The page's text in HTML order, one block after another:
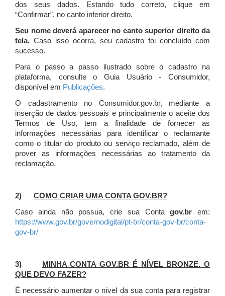
dos seus dados. Estando tudo correto, clique em
“Confirmar”, no canto inferior direito.
Seu nome deverá aparecer no canto superior direito da
tela. Caso isso ocorra, seu cadastro foi concluído com
sucesso.
Para o passo a passo ilustrado sobre o cadastro na
plataforma, consulte o Guia Usuário - Consumidor,
disponível em Publicações.
O cadastramento no Consumidor.gov.br, mediante a
inserção de dados pessoais e principalmente o aceite dos
Termos de Uso, tem a finalidade de fornecer as
informações necessárias para identificar o reclamante
como o titular do produto ou serviço reclamado, além de
prover as informações necessárias ao tratamento da
reclamação.
2) COMO CRIAR UMA CONTA GOV.BR?
Caso ainda não possua, crie sua Contagov.br em:
https://www.gov.br/governodigital/pt-br/conta-gov-br/conta-
gov-br/
3)
MINHA CONTA GOV.BR É NÍVEL BRONZE. O
QUE DEVO FAZER?
É necessário aumentar o nível da sua conta para registrar